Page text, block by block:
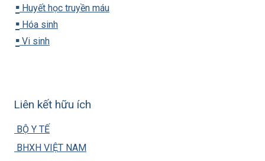
▪️ Huyết học truyền máu
▪️ Hóa sinh
▪️ Vi sinh
Liên kết hữu ích
BỘ Y TẾ
BHXH VIỆT NAM